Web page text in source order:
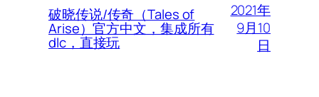
破晓传说/传奇（Tales of
Arise）官方中文，集成所有
dlc，直接玩
2021年
9月10
日